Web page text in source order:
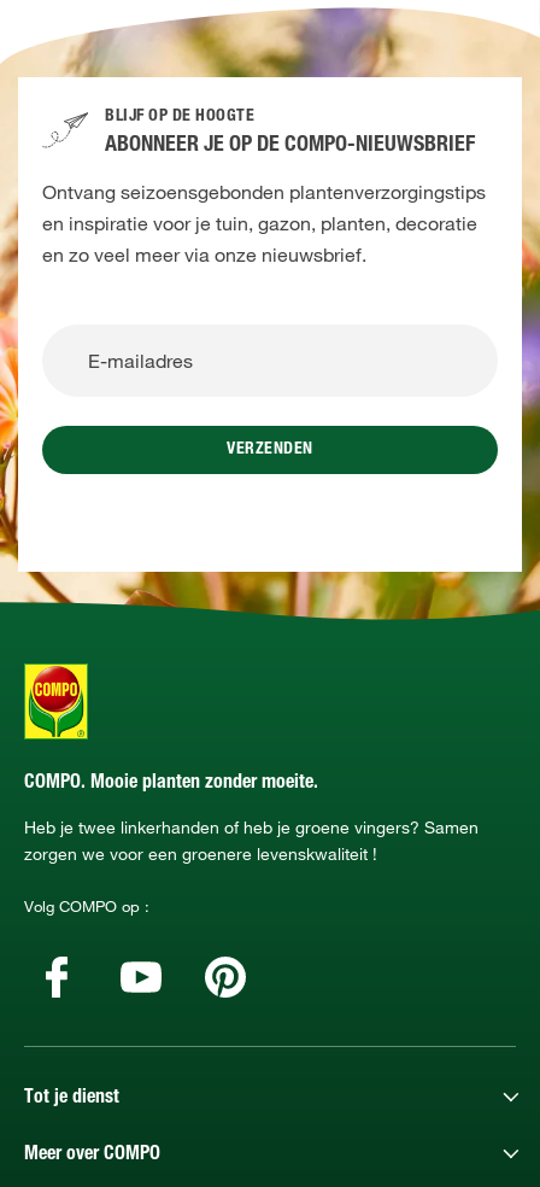
BLIJF OP DE HOOGTE
ABONNEER JE OP DE COMPO-NIEUWSBRIEF
Ontvang seizoensgebonden plantenverzorgingstips
en inspiratie voor je tuin, gazon, planten, decoratie
en zo veel meer via onze nieuwsbrief.
VERZENDEN
COMPO. Mooie planten zonder moeite.
Heb je twee linkerhanden of heb je groene vingers? Samen
zorgen we voor een groenere levenskwaliteit !
Volg COMPO op :
Tot je dienst
Meer over COMPO